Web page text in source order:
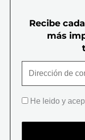
Recibe
más
He leido y